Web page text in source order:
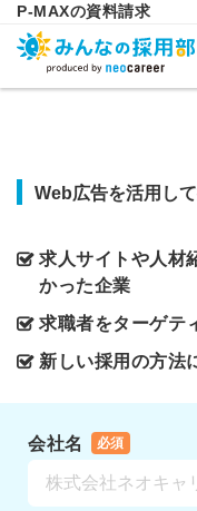
P-MAXの資料請求
Web広告を活用し
求人サイトや人材
かった企業
求職者をターゲテ
新しい採用の方法
会社名 必須